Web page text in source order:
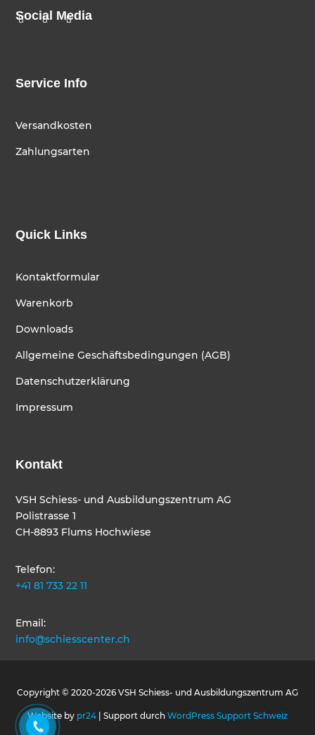
Social Media
Service Info
Versandkosten
Zahlungsarten
Quick Links
Kontaktformular
Warenkorb
Downloads
Allgemeine Geschäftsbedingungen (AGB)
Datenschutzerklärung
Impressum
Kontakt
VSH Schiess- und Ausbildungszentrum AG
Polistrasse 1
CH-8893 Flums Hochwiese
Telefon:
+41 81 733 22 11
Email:
info@schiesscenter.ch
Copyright © 2020-2026 VSH Schiess- und Ausbildungszentrum AG
Website by pr24 | Support durch WordPress Support Schweiz